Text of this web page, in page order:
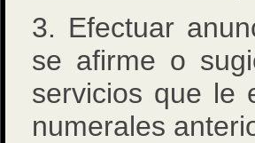
3. Efectuar
se afirme o
servicios que le
numerales